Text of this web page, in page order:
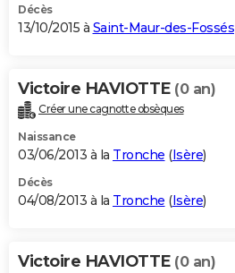
Décès
13/10/2015 à Saint-Maur-des-Fossés
Victoire HAVIOTTE (0 an)
Créer une cagnotte obsèques
Naissance
03/06/2013 à la Tronche (Isère)
Décès
04/08/2013 à la Tronche (Isère)
Victoire HAVIOTTE (0 an)